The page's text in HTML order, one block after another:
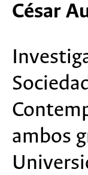
César
ambos